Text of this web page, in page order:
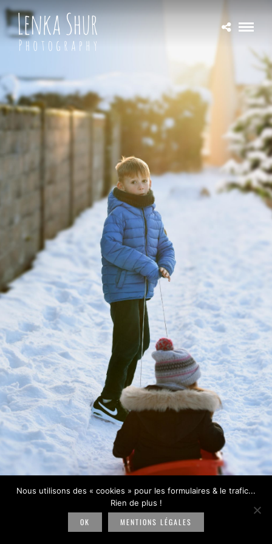
Nous utilisons des « cookies » pour les formulaires & le trafic...
Rien de plus !
OK MENTIONS LÉGALES